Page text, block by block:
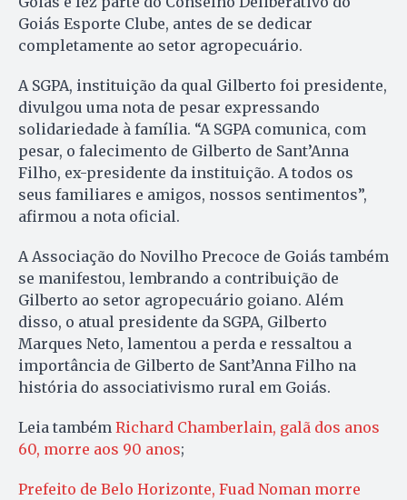
Goiás Esporte Clube, antes de se dedicar
completamente ao setor agropecuário.
A SGPA, instituição da qual Gilberto foi presidente,
divulgou uma nota de pesar expressando
solidariedade à família. “A SGPA comunica, com
pesar, o falecimento de Gilberto de Sant’Anna
Filho, ex-presidente da instituição. A todos os
seus familiares e amigos, nossos sentimentos”,
afirmou a nota oficial.
A Associação do Novilho Precoce de Goiás também
se manifestou, lembrando a contribuição de
Gilberto ao setor agropecuário goiano. Além
disso, o atual presidente da SGPA, Gilberto
Marques Neto, lamentou a perda e ressaltou a
importância de Gilberto de Sant’Anna Filho na
história do associativismo rural em Goiás.
Leia também Richard Chamberlain, galã dos anos
60, morre aos 90 anos;
Prefeito de Belo Horizonte, Fuad Noman morre